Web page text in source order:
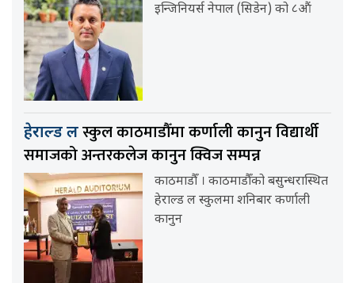
इन्जिनियर्स नेपाल (सिडेन) को ८औं
हेराल्ड लस्कुल काठमाडौँमा कर्णाली कानुन विद्यार्थी
समाजको अन्तरकलेज कानुन क्विज सम्पन्न
काठमाडौँ । काठमाडौँको बसुन्धरास्थित
हेराल्ड ल स्कुलमा शनिबार कर्णाली
कानुन